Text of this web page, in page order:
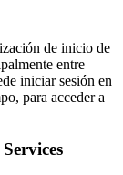
de inicio de
entre
iniciar sesión en
para acceder a